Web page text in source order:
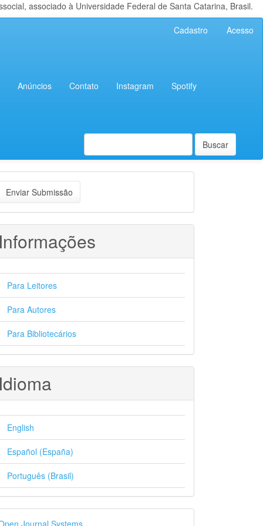
associado à Universidade Federal de Santa Catarina, Brasil.
Cadastro Acesso
Anúncios Contato Instagram Spotify
Buscar
Enviar Submissão
Para Leitores
Para Autores
Para Bibliotecários
English
Español (España)
Português (Brasil)
Journal Systems